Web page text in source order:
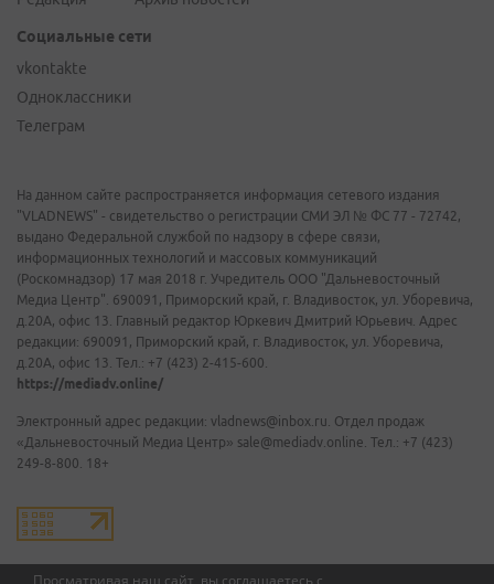
Просматривая наш сайт, вы соглашаетесь с
Социальные сети
vkontakte
Одноклассники
Телеграм
На данном сайте распространяется информация сетевого издания
"VLADNEWS" - свидетельство о регистрации СМИ ЭЛ № ФС 77 - 72742,
выдано Федеральной службой по надзору в сфере связи,
информационных технологий и массовых коммуникаций
(Роскомнадзор) 17 мая 2018 г. Учредитель ООО "Дальневосточный
Медиа Центр". 690091, Приморский край, г. Владивосток, ул. Уборевича,
д.20А, офис 13. Главный редактор Юркевич Дмитрий Юрьевич. Адрес
редакции: 690091, Приморский край, г. Владивосток, ул. Уборевича,
д.20А, офис 13. Тел.: +7 (423) 2-415-600.
https://mediadv.online/
Электронный адрес редакции: vladnews@inbox.ru. Отдел продаж
«Дальневосточный Медиа Центр» sale@mediadv.online. Тел.: +7 (423)
249-8-800. 18+